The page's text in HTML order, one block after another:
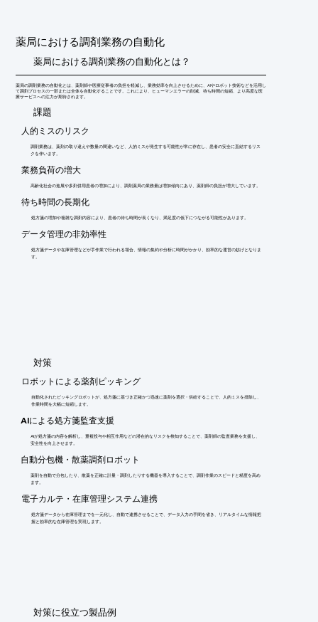
撮影
※詳しくはPDF資料をご覧いただくか、お気軽にお問い合わせ下
薬局における調剤業務の自動化
薬局における調剤業務の自動化とは？
薬局の調剤業務の自動化とは、薬剤師や医療従事者の負担を軽減し、業務効率を向上させるために、AIやロボット技術などを活用し
て調剤プロセスの一部または全体を自動化することです。これにより、ヒューマンエラーの削減、待ち時間の短縮、より高度な医
療サービスへの注力が期待されます。
​課題
人的ミスのリスク
調剤業務は、薬剤の取り違えや数量の間違いなど、人的ミスが発生する可能性が常に存在し、患者の安全に直結するリス
クを伴います。
業務負荷の増大
高齢化社会の進展や多剤併用患者の増加により、調剤薬局の業務量は増加傾向にあり、薬剤師の負担が増大しています。
待ち時間の長期化
処方箋の増加や複雑な調剤内容により、患者の待ち時間が長くなり、満足度の低下につながる可能性があります。
データ管理の非効率性
処方箋データや在庫管理などが手作業で行われる場合、情報の集約や分析に時間がかかり、効率的な運営の妨げとなりま
す。
​対策
ロボットによる薬剤ピッキング
自動化されたピッキングロボットが、処方箋に基づき正確かつ迅速に薬剤を選択・供給することで、人的ミスを排除し、
作業時間を大幅に短縮します。
AIによる処方箋監査支援
AIが処方箋の内容を解析し、重複投与や相互作用などの潜在的なリスクを検知することで、薬剤師の監査業務を支援し、
安全性を向上させます。
自動分包機・散薬調剤ロボット
薬剤を自動で分包したり、散薬を正確に計量・調剤したりする機器を導入することで、調剤作業のスピードと精度を高め
ます。
電子カルテ・在庫管理システム連携
処方箋データから在庫管理までを一元化し、自動で連携させることで、データ入力の手間を省き、リアルタイムな情報把
握と効率的な在庫管理を実現します。
​対策に役立つ製品例